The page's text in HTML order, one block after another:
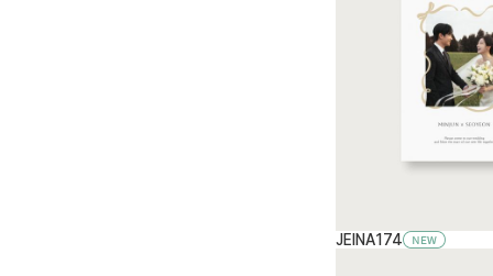
JEINA174